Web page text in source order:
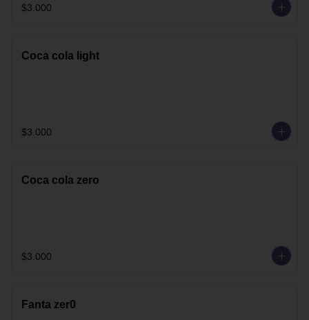
$3.000
Coca cola light
$3.000
Coca cola zero
$3.000
Fanta zer0